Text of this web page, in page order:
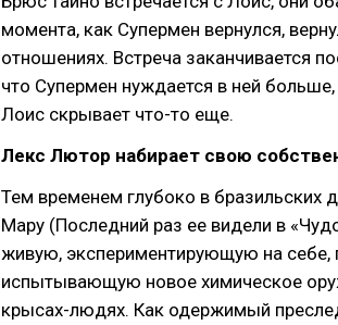
момента, как Супермен вернулся,
отношениях. Встреча заканчивается
что Супермен нуждается в ней
Лоис скрывает что-то еще.
Лекс Лютор набирает свою
Тем временем глубоко в бразильских
Мару (Последний раз ее видели в
живую, экспериментирующую на
испытывающую новое химическое
крысах-людях. Как одержимый